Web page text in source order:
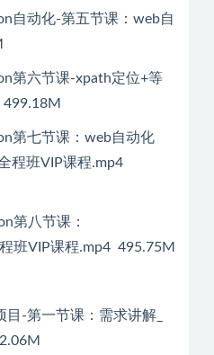
自动化-第五节课：web自
第六节课-xpath定位+等
499.18M
第七节课：web自动化
程班VIP课程.mp4
第八节课：
班VIP课程.mp4 495.75M
-第一节课：需求讲解_